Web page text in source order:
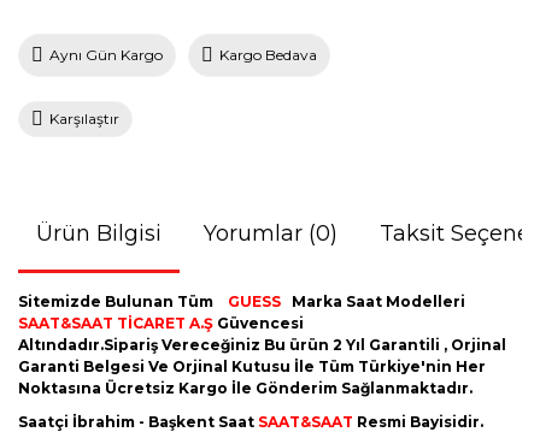
Aynı Gün Kargo Kargo Bedava
Karşılaştır
Ürün Bilgisi Yorumlar (0) Taksit
Sitemizde Bulunan Tüm GUESS Marka Saat Modelleri
SAAT&SAAT TİCARET A.Ş Güvencesi
Altındadır.Sipariş Vereceğiniz Bu ürün 2 Yıl Garantili , Orjinal
Garanti Belgesi Ve Orjinal Kutusu İle Tüm Türkiye'nin Her
Noktasına Ücretsiz Kargo İle Gönderim Sağlanmaktadır.
Saatçi İbrahim - Başkent Saat SAAT&SAAT Resmi Bayisidir.